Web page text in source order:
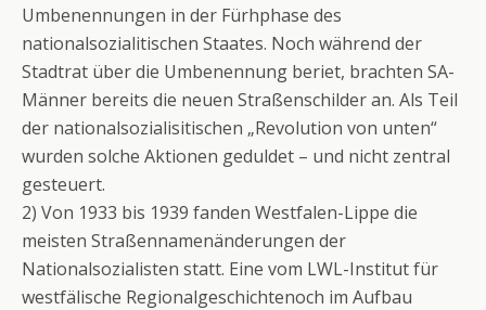
Umbenennungen in der Fürhphase des
nationalsozialitischen Staates. Noch während der
Stadtrat über die Umbenennung beriet, brachten SA-
Männer bereits die neuen Straßenschilder an. Als Teil
der nationalsozialisitischen „Revolution von unten“
wurden solche Aktionen geduldet – und nicht zentral
gesteuert.
2) Von 1933 bis 1939 fanden Westfalen-Lippe die
meisten Straßennamenänderungen der
Nationalsozialisten statt. Eine vom LWL-Institut für
westfälische Regionalgeschichtenoch im Aufbau